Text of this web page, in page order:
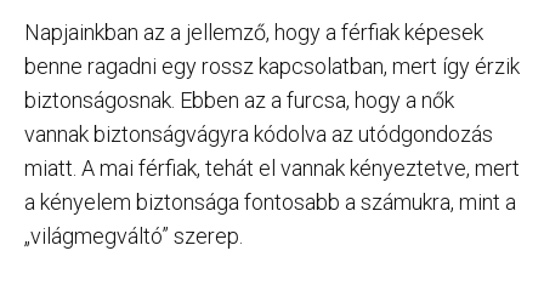
Napjainkban az a jellemző, hogy a férfiak képesek
benne ragadni egy rossz kapcsolatban, mert így érzik
biztonságosnak. Ebben az a furcsa, hogy a nők
vannak biztonságvágyra kódolva az utódgondozás
miatt. A mai férfiak, tehát el vannak kényeztetve, mert
a kényelem biztonsága fontosabb a számukra, mint a
„világmegváltó” szerep.